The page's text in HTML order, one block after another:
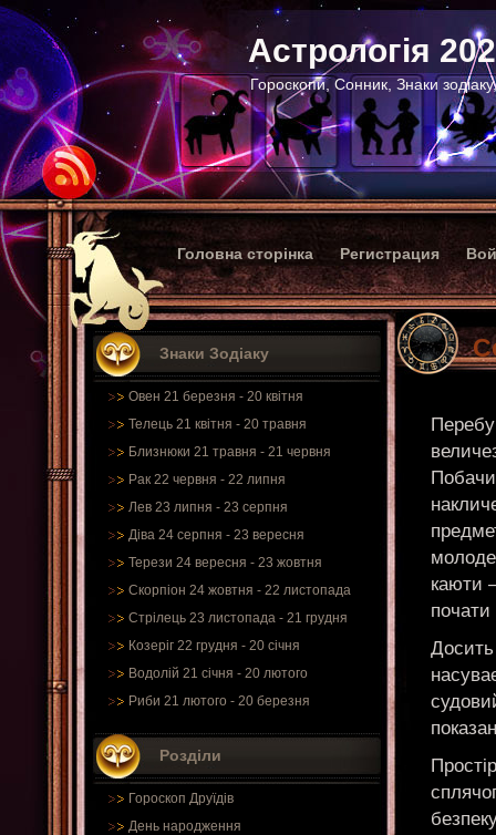
Астрологія
Гороскопи, Сонник, Знаки
Головна сторінка Регистрация
Знаки Зодіаку
Овен 21 березня - 20 квітня
Телець 21 квітня - 20 травня
Близнюки 21 травня - 21 червня
Рак 22 червня - 22 липня
Лев 23 липня - 23 серпня
Діва 24 серпня - 23 вересня
Терези 24 вересня - 23 жовтня
Скорпіон 24 жовтня - 22 листопада
Стрілець 23 листопада - 21 грудня
Козеріг 22 грудня - 20 січня
Водолій 21 січня - 20 лютого
Риби 21 лютого - 20 березня
Розділи
Гороскоп Друїдів
День народження
каюти